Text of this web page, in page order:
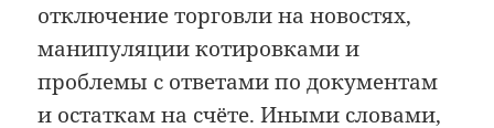
отключение торговли на новостях,
манипуляции котировками и
проблемы с ответами по документам
и остаткам на счёте. Иными словами,